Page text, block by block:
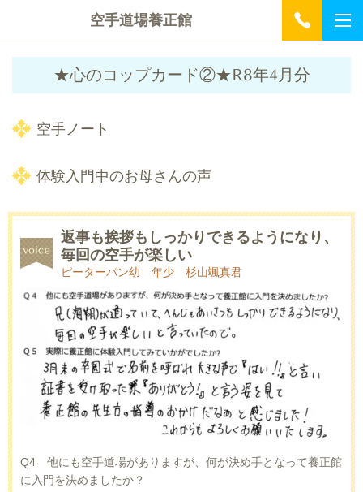
空手道場養正館
★心のコップカード②★R8年4月分
空手ノート
体験入門中のお母さんの声
返事も挨拶もしっかりできるようになり、
毎回の空手が楽しい
ピーターパン幼 年少 杉山颯真君
Q4 他にも空手道場がありますが、何が決め手となって養正館
に入門を決めましたか？